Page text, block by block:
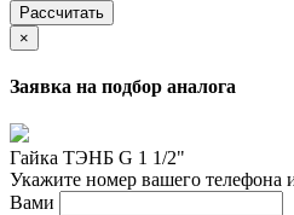
Рассчитать
×
Заявка на подбор аналога
Гайка ТЭНБ G 1 1/2"
Укажите номер вашего телефона
Вами